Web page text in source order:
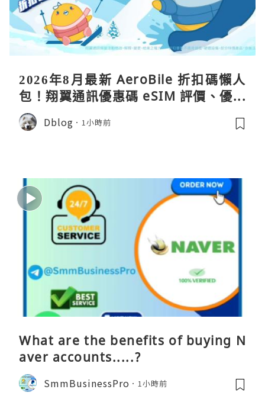
2026年8月最新 AeroBile 折扣碼懶人
包！翔翼通訊優惠碼 eSIM 評價、優缺
點、蝴蝶wifi機教學完整整理
Dblog 1小時前
What are the benefits of buying N
aver accounts.....?
SmmBusinessPro 1小時前